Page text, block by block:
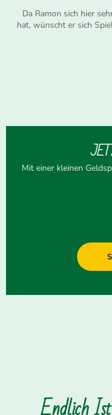
Da Ramon sich hier
hat, wünscht er sich
Mit einer kleinen